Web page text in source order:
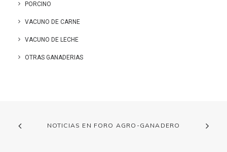
PORCINO
VACUNO DE CARNE
VACUNO DE LECHE
OTRAS GANADERIAS
NOTICIAS EN FORO AGRO-GANADERO